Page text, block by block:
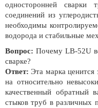
односторонней сварки
соединений из
необходимы
водорода и стабильные
Вопрос: Почему LB-52U
сварке?
Ответ: Эта марка ценится
на относительно
качественный обратный
стыков труб в различных